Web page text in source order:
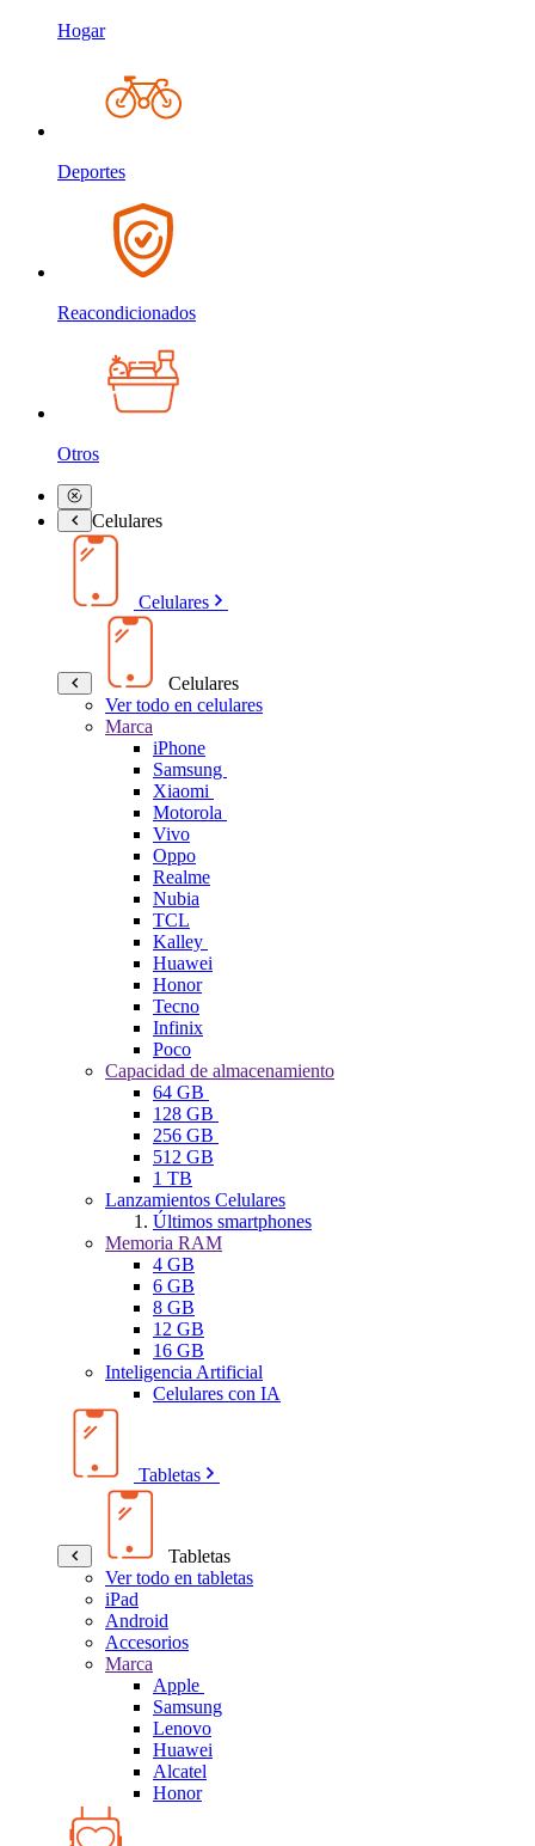
Hogar
Deportes
Reacondicionados
Otros
Celulares
Celulares
Celulares
Ver todo en celulares
Marca
iPhone
Samsung
Xiaomi
Motorola
Vivo
Oppo
Realme
Nubia
TCL
Kalley
Huawei
Honor
Tecno
Infinix
Poco
Capacidad de almacenamiento
64 GB
128 GB
256 GB
512 GB
1 TB
Lanzamientos Celulares
Últimos smartphones
Memoria RAM
4 GB
6 GB
8 GB
12 GB
16 GB
Inteligencia Artificial
Celulares con IA
Tabletas
Tabletas
Ver todo en tabletas
iPad
Android
Accesorios
Marca
Apple
Samsung
Lenovo
Huawei
Alcatel
Honor